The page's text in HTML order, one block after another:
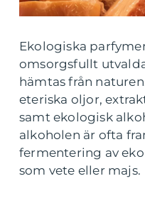
Ekologiska
omsorgsfullt
hämtas från
eteriska oljor,
samt ekologisk
alkoholen är ofta
fermentering av
som vete eller majs.